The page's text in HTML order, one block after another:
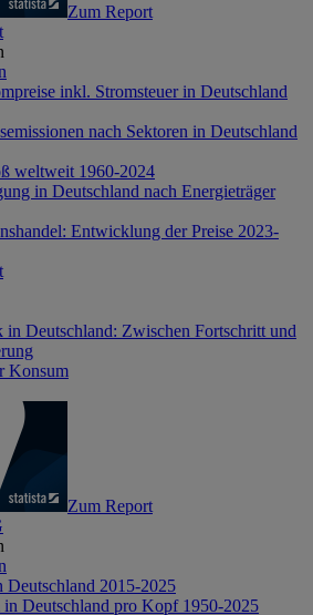
Zum Report
inkl. Stromsteuer in Deutschland
nach Sektoren in Deutschland
weltweit 1960-2024
in Deutschland nach Energieträger
Entwicklung der Preise 2023-
in Deutschland: Zwischen Fortschritt und
Konsum
Zum Report
Deutschland 2015-2025
Deutschland pro Kopf 1950-2025